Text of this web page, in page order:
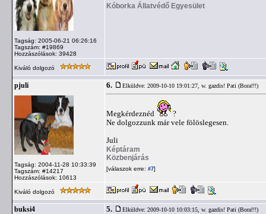
Tagság: 2005-06-21 06:26:16
Tagszám: #19869
Hozzászólások: 39428
Kóborka Állatvédő Egyesület
Kiváló dolgozó
pjuli
Tagság: 2004-11-28 10:33:39
Tagszám: #14217
Hozzászólások: 10613
6. Elküldve: 2009-10-10 19:01:27, w. gazdis! Pati (Bora!!!)
Megkérdeznéd
?
Ne dolgozzunk már vele fölöslegesen.
Juli
Képtáram
Közbenjárás
[válaszok erre: #7]
Kiváló dolgozó
buksi4 5. Elküldve: 2009-10-10 10:03:15, w. gazdis! Pati (Bora!!!)